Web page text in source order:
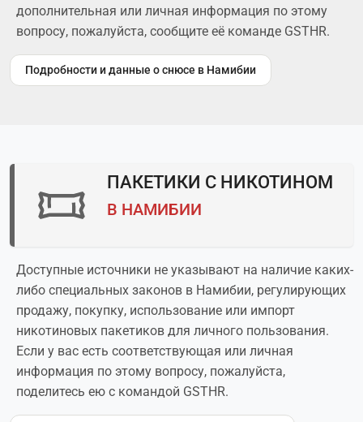
дополнительная или личная информация по этому
вопросу, пожалуйста, сообщите её команде GSTHR.
Подробности и данные о снюсе в Намибии
ПАКЕТИКИ С НИКОТИНОМ
В НАМИБИИ
Доступные источники не указывают на наличие каких-
либо специальных законов в Намибии, регулирующих
продажу, покупку, использование или импорт
никотиновых пакетиков для личного пользования.
Если у вас есть соответствующая или личная
информация по этому вопросу, пожалуйста,
поделитесь ею с командой GSTHR.